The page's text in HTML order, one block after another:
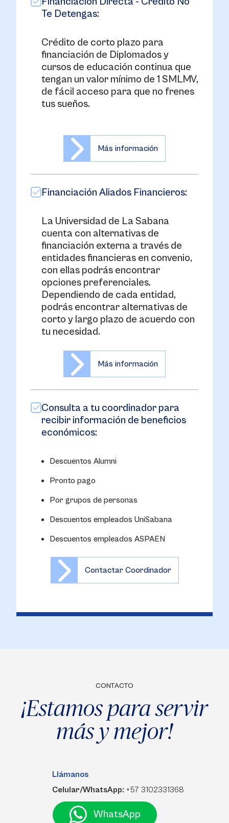
Te Detengas:
Crédito de corto plazo para
financiación de Diplomados y
cursos de educación continua que
tengan un valor mínimo de 1 SMLMV,
de fácil acceso para que no frenes
tus sueños.
Más información
Financiación Aliados Financieros:
La Universidad de La Sabana
cuenta con alternativas de
financiación externa a través de
entidades financieras en convenio,
con ellas podrás encontrar
opciones preferenciales.
Dependiendo de cada entidad,
podrás encontrar alternativas de
corto y largo plazo de acuerdo con
tu necesidad.
Más información
Consulta a tu coordinador para
recibir información de beneficios
económicos:
Descuentos Alumni
Pronto pago
Por grupos de personas
Descuentos empleados UniSabana
Descuentos empleados ASPAEN
Contactar Coordinador
CONTACTO
¡Estamos para servir
más y mejor!
Llámanos
Celular/WhatsApp: +57 3102331368
WhatsApp